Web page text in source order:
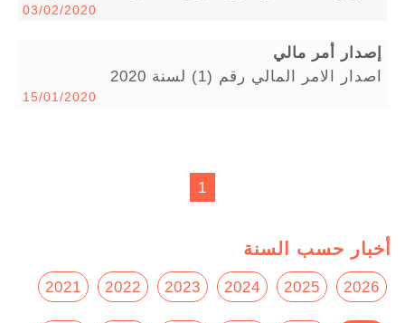
03/02/2020
إصدار أمر مالي
اصدار الامر المالي رقم (1) لسنة 2020
15/01/2020
1
أخبار حسب السنة
2026
2025
2024
2023
2022
2021